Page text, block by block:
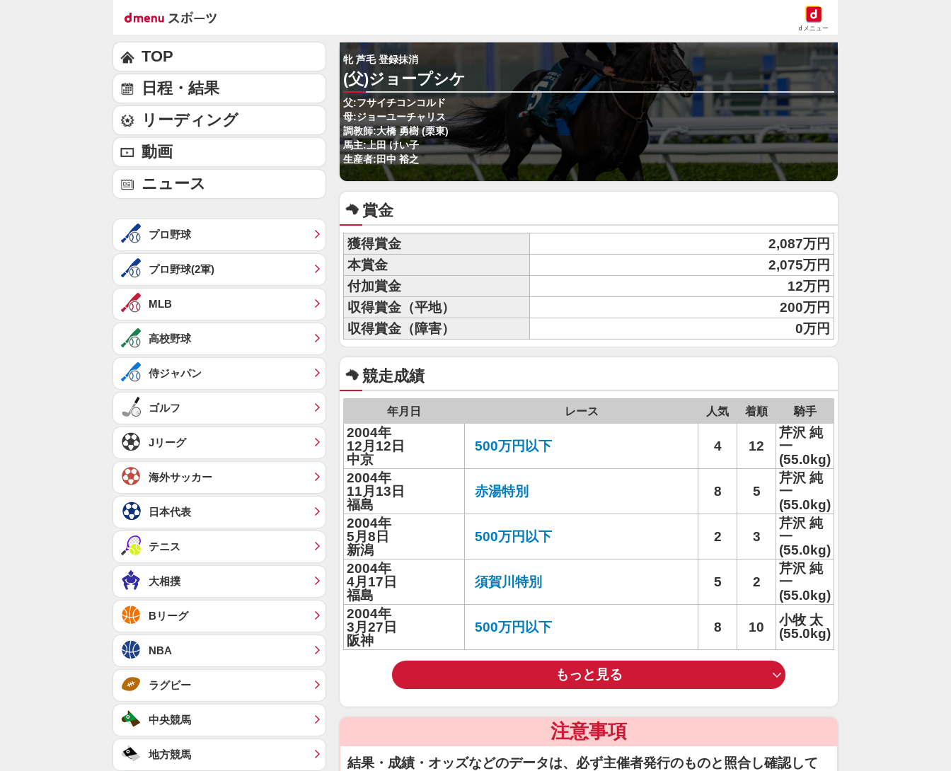
dメニュー
牝 芦毛 登録抹消
(父)ジョープシケ
父:フサイチコンコルド
母:ジョーユーチャリス
調教師:大橋 勇樹 (栗東)
馬主:上田 けい子
生産者:田中 裕之
賞金
獲得賞金
2,087万円
本賞金
2,075万円
付加賞金
12万円
収得賞金（平地）
200万円
収得賞金（障害）
0万円
競走成績
年月日 レース 人気 着順 騎手
2004年
12月12日
中京
500万円以下 4 12
芹沢 純
一
(55.0kg)
2004年
11月13日
福島
赤湯特別 8 5
芹沢 純
一
(55.0kg)
2004年
5月8日
新潟
500万円以下 2 3
芹沢 純
一
(55.0kg)
2004年
4月17日
福島
須賀川特別 5 2
芹沢 純
一
(55.0kg)
2004年
3月27日
阪神
500万円以下 8 10
小牧 太
(55.0kg)
もっと見る
注意事項
結果・成績・オッズなどのデータは、必ず主催者発行のものと照合し確認して
TOP
日程・結果
リーディング
動画
ニュース
プロ野球
プロ野球(2軍)
MLB
高校野球
侍ジャパン
ゴルフ
Jリーグ
海外サッカー
日本代表
テニス
大相撲
Bリーグ
NBA
ラグビー
中央競馬
地方競馬